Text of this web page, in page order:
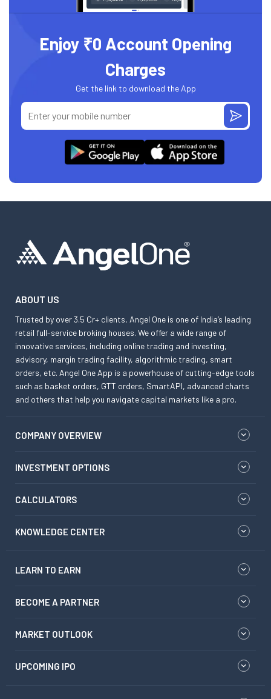
Enjoy ₹0 Account Opening
Charges
Get the link to download the App
ABOUT US
Trusted by over 3.5 Cr+ clients, Angel One is one of India’s leading
retail full-service broking houses. We offer a wide range of
innovative services, including online trading and investing,
advisory, margin trading facility, algorithmic trading, smart
orders, etc. Angel One App is a powerhouse of cutting-edge tools
such as basket orders, GTT orders, SmartAPI, advanced charts
and others that help you navigate capital markets like a pro.
COMPANY OVERVIEW
INVESTMENT OPTIONS
CALCULATORS
KNOWLEDGE CENTER
LEARN TO EARN
BECOME A PARTNER
MARKET OUTLOOK
UPCOMING IPO